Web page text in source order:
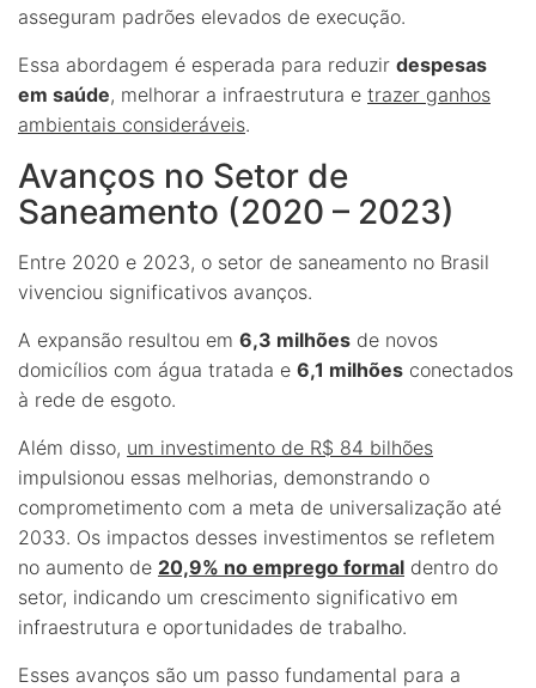
asseguram padrões elevados de execução.
Essa abordagem é esperada para reduzir despesas
em saúde, melhorar a infraestrutura e trazer ganhos
ambientais consideráveis.
Avanços no Setor de
Saneamento (2020 – 2023)
Entre 2020 e 2023, o setor de saneamento no Brasil
vivenciou significativos avanços.
A expansão resultou em 6,3 milhões de novos
domicílios com água tratada e 6,1 milhões conectados
à rede de esgoto.
Além disso, um investimento de R$ 84 bilhões
impulsionou essas melhorias, demonstrando o
comprometimento com a meta de universalização até
2033. Os impactos desses investimentos se refletem
no aumento de 20,9% no emprego formal dentro do
setor, indicando um crescimento significativo em
infraestrutura e oportunidades de trabalho.
Esses avanços são um passo fundamental para a